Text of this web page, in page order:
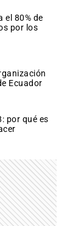
el 80% de
por los
Ecuador
por qué es